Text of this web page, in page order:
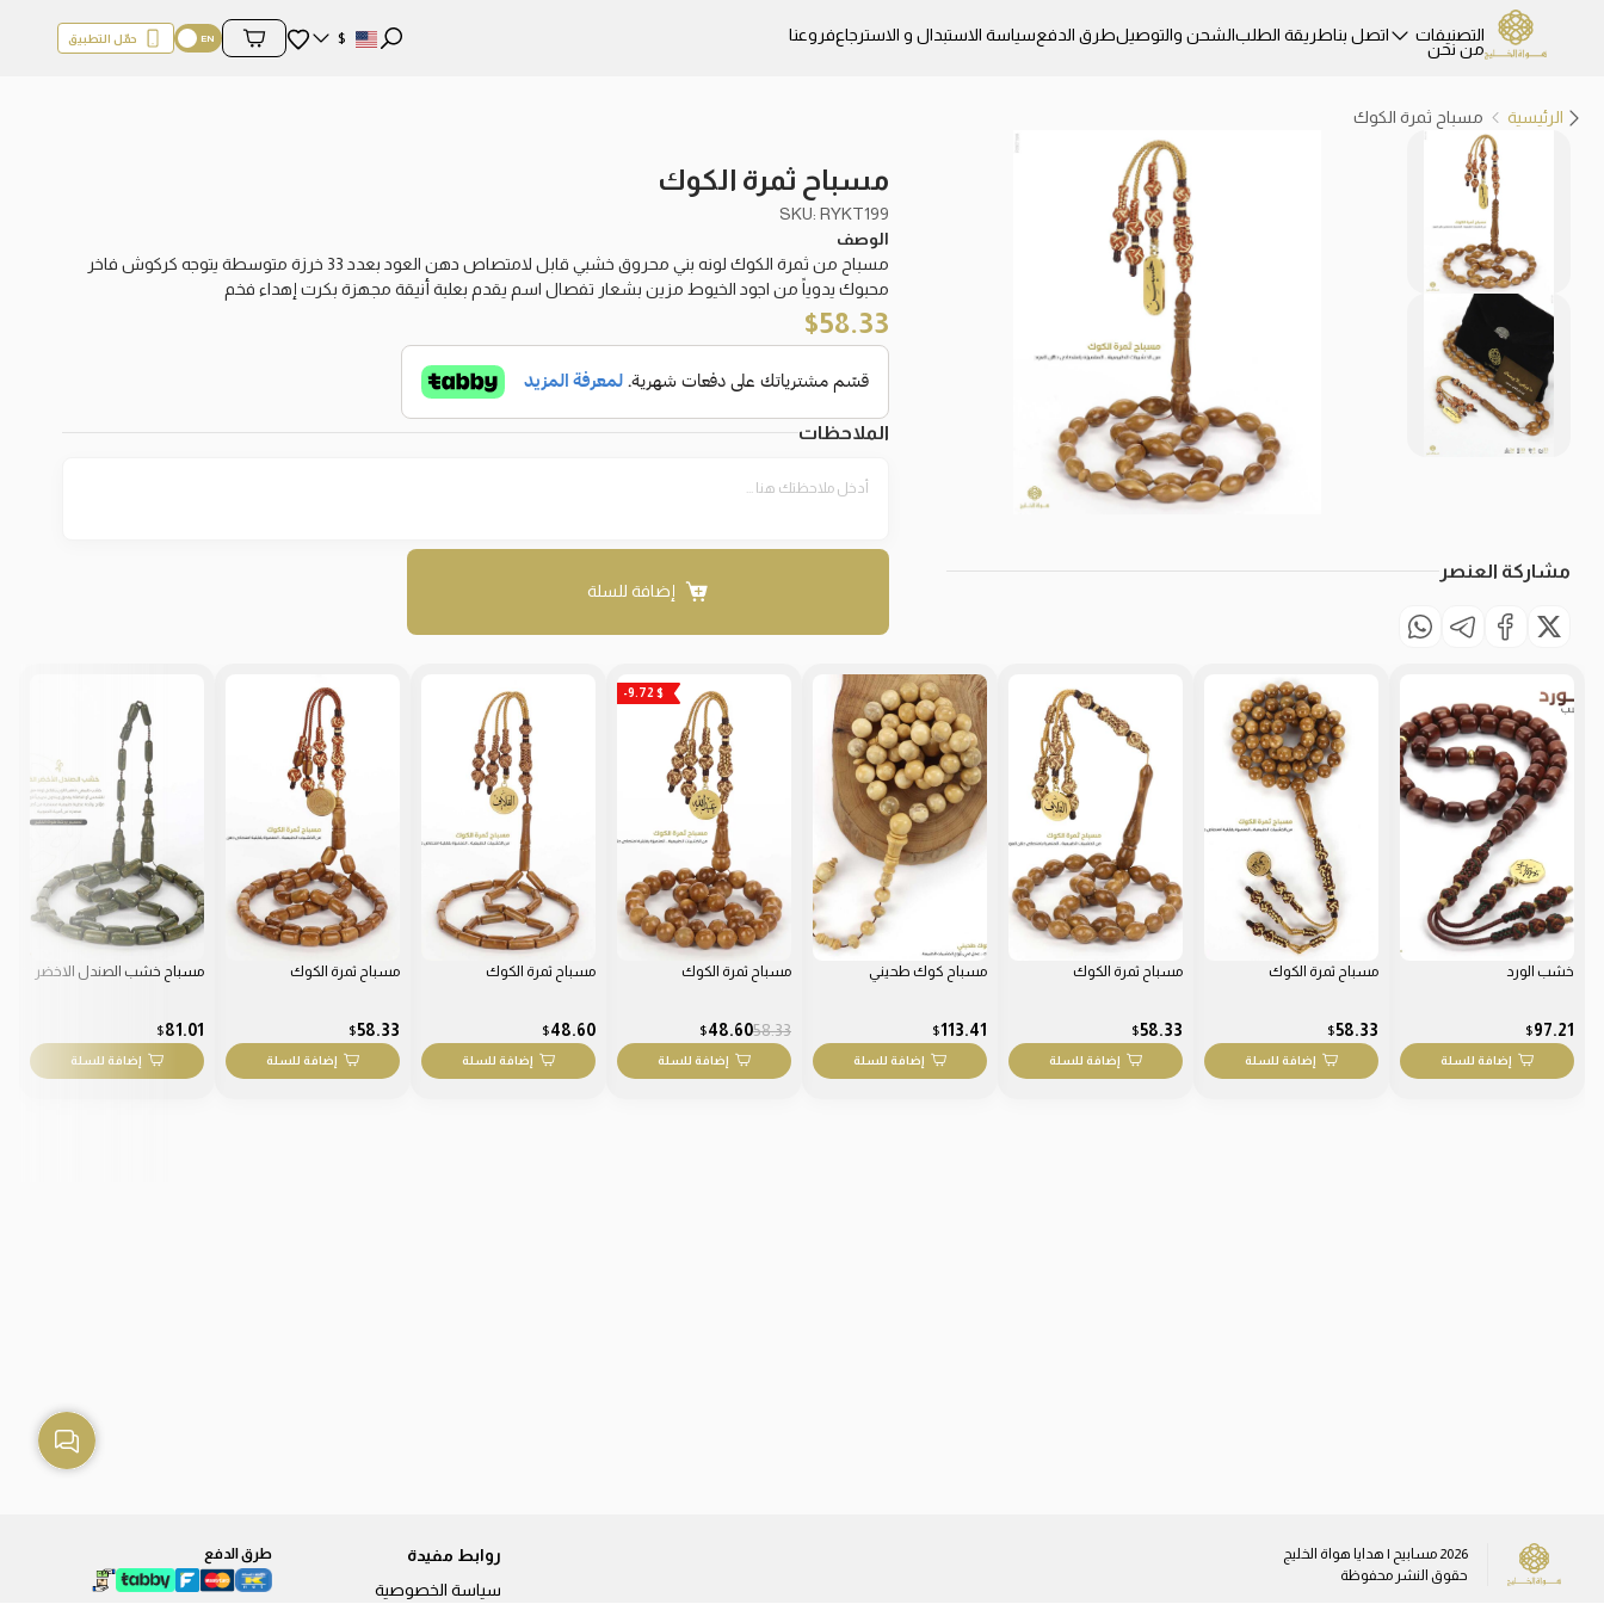
التصنيفات اتصل بناطريقة الطلبالشحن والتوصيلطرق الدفعسياسة الاستبدال و الاسترجاعفروعنا
من نحن
$ المفضلة
محتويات السلة
حمّل التطبيق
الرئيسية مسباح ثمرة الكوك
مشاركة العنصر
مسباح ثمرة الكوك
SKU: RYKT199
الوصف
مسباح من ثمرة الكوك لونه بني محروق خشبي قابل لامتصاص دهن العود بعدد 33 خرزة متوسطة يتوجه كركوش فاخر
محبوك يدوياً من اجود الخيوط مزين بشعار تفصال اسم يقدم بعلبة أنيقة مجهزة بكرت إهداء فخم
58.33
$
الملاحظات
إضافة للسلة
خشب الورد
97.21
$
إضافة للسلة
مسباح ثمرة الكوك
58.33
$
إضافة للسلة
مسباح ثمرة الكوك
58.33
$
إضافة للسلة
مسباح كوك طحيني
113.41
$
إضافة للسلة
-9.72 $
مسباح ثمرة الكوك
58.33
48.60
$
إضافة للسلة
مسباح ثمرة الكوك
48.60
$
إضافة للسلة
مسباح ثمرة الكوك
58.33
$
إضافة للسلة
مسباح خشب الصندل الاخضر
81.01
$
إضافة للسلة
2026 مسابيح | هدايا هواة الخليج
حقوق النشر محفوظة
روابط مفيدة
سياسة الخصوصية
طرق الدفع